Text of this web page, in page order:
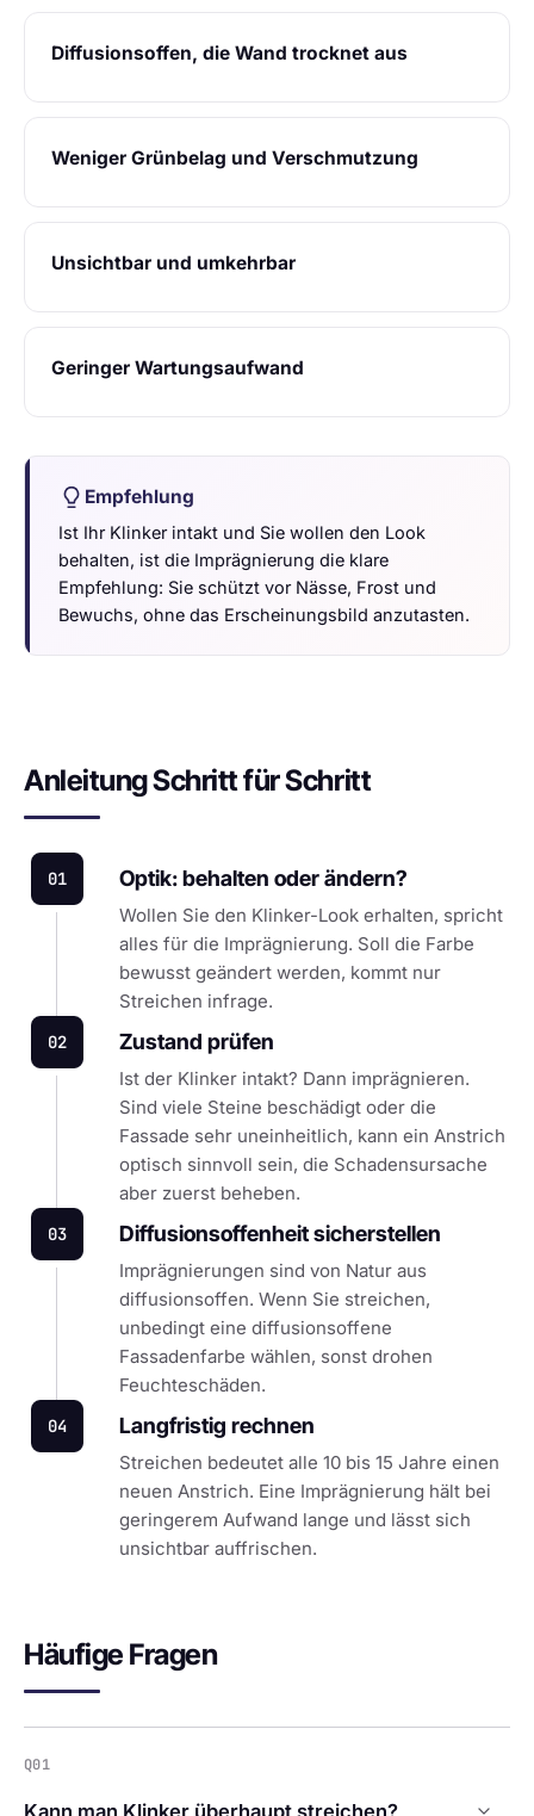
Diffusionsoffen, die Wand trocknet aus
Weniger Grünbelag und Verschmutzung
Unsichtbar und umkehrbar
Geringer Wartungsaufwand
Empfehlung
Ist Ihr Klinker intakt und Sie wollen den Look
behalten, ist die Imprägnierung die klare
Empfehlung: Sie schützt vor Nässe, Frost und
Bewuchs, ohne das Erscheinungsbild anzutasten.
Anleitung Schritt für Schritt
01 Optik: behalten oder ändern?
Wollen Sie den Klinker-Look erhalten, spricht
alles für die Imprägnierung. Soll die Farbe
bewusst geändert werden, kommt nur
Streichen infrage.
02 Zustand prüfen
Ist der Klinker intakt? Dann imprägnieren.
Sind viele Steine beschädigt oder die
Fassade sehr uneinheitlich, kann ein Anstrich
optisch sinnvoll sein, die Schadensursache
aber zuerst beheben.
03 Diffusionsoffenheit sicherstellen
Imprägnierungen sind von Natur aus
diffusionsoffen. Wenn Sie streichen,
unbedingt eine diffusionsoffene
Fassadenfarbe wählen, sonst drohen
Feuchteschäden.
04 Langfristig rechnen
Streichen bedeutet alle 10 bis 15 Jahre einen
neuen Anstrich. Eine Imprägnierung hält bei
geringerem Aufwand lange und lässt sich
unsichtbar auffrischen.
Häufige Fragen
Q01
Kann man Klinker überhaupt streichen?